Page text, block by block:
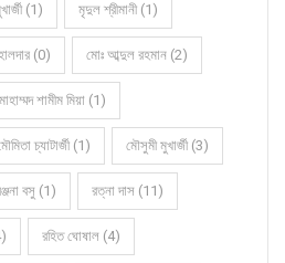
(1) মৃদুল শ্রীমানী (1)
(0) মোঃ আব্দুল রহমান (2)
শামীম মিয়া (1)
চ্যাটার্জী (1) মৌসুমী মুখার্জী (3)
বসু (1) রত্না দাস (11)
রহিত ঘোষাল (4)